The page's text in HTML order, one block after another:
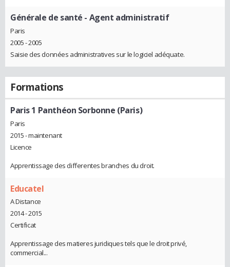
Générale de santé - Agent administratif
Paris
2005 - 2005
Saisie des données administratives sur le logiciel adéquate.
Formations
Paris 1 Panthéon Sorbonne (Paris)
Paris
2015 - maintenant
Licence
Apprentissage des differentes branches du droit.
Educatel
A Distance
2014 - 2015
Certificat
Apprentissage des matieres juridiques tels que le droit privé,
commercial...